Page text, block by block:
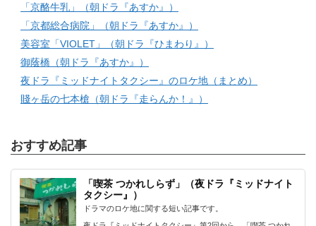
「京酪牛乳」（朝ドラ『あすか』）
「京都総合病院」（朝ドラ『あすか』）
美容室「VIOLET」（朝ドラ『ひまわり』）
御蔭橋（朝ドラ『あすか』）
夜ドラ『ミッドナイトタクシー』のロケ地（まとめ）
賤ヶ岳の七本槍（朝ドラ『走らんか！』）
おすすめ記事
「喫茶 つかれしらず」（夜ドラ『ミッドナイト
タクシー』）
ドラマのロケ地に関する短い記事です。